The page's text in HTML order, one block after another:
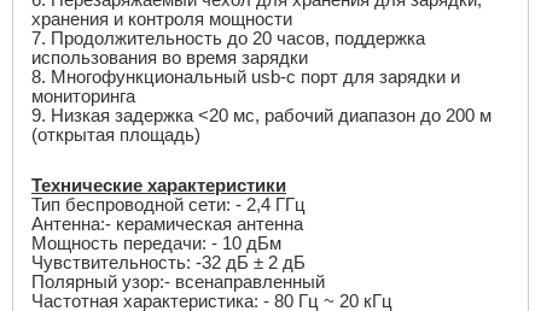
хранения и контроля мощности
7. Продолжительность до 20 часов, поддержка
использования во время зарядки
8. Многофункциональный usb-c порт для зарядки и
мониторинга
9. Низкая задержка <20 мс, рабочий диапазон до 200 м
(открытая площадь)
Технические характеристики
Тип беспроводной сети: - 2,4 ГГц
Антенна:- керамическая антенна
Мощность передачи: - 10 дБм
Чувствительность: -32 дБ ± 2 дБ
Полярный узор:- всенаправленный
Частотная характеристика: - 80 Гц ~ 20 кГц